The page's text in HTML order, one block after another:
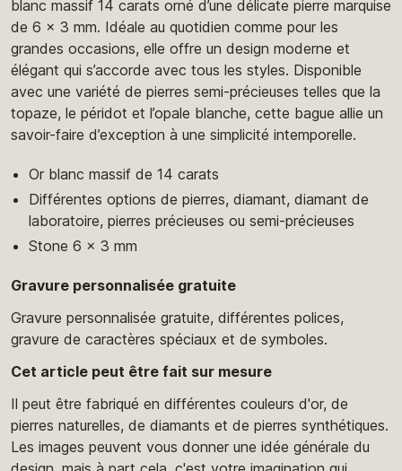
blanc massif 14 carats orné d’une délicate pierre marquise
de 6 x 3 mm. Idéale au quotidien comme pour les
grandes occasions, elle offre un design moderne et
élégant qui s’accorde avec tous les styles. Disponible
avec une variété de pierres semi-précieuses telles que la
topaze, le péridot et l’opale blanche, cette bague allie un
savoir-faire d’exception à une simplicité intemporelle.
Or blanc massif de 14 carats
Différentes options de pierres, diamant, diamant de
laboratoire, pierres précieuses ou semi-précieuses
Stone 6 x 3 mm
Gravure personnalisée gratuite
Gravure personnalisée gratuite, différentes polices,
gravure de caractères spéciaux et de symboles.
Cet article peut être fait sur mesure
Il peut être fabriqué en différentes couleurs d'or, de
pierres naturelles, de diamants et de pierres synthétiques.
Les images peuvent vous donner une idée générale du